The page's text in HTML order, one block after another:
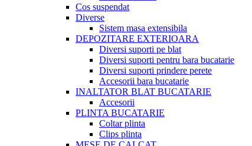
Cos suspendat
Diverse
Sistem masa extensibila
DEPOZITARE EXTERIOARA
Diversi suporti pe blat
Diversi suporti pentru bara bucatarie
Diversi suporti prindere perete
Accesorii bara bucatarie
INALTATOR BLAT BUCATARIE
Accesorii
PLINTA BUCATARIE
Coltar plinta
Clips plinta